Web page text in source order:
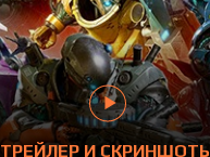
ТРЕЙЛЕР И